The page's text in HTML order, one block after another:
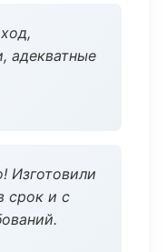
адекватные
Изготовили
срок и с